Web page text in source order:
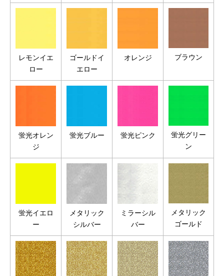
レモンイエ
ロー
ゴールドイ
エロー
オレンジ ブラウン
蛍光オレン
ジ
蛍光ブルー 蛍光ピンク
蛍光グリー
ン
蛍光イエロ
ー
メタリック
シルバー
ミラーシル
バー
メタリック
ゴールド